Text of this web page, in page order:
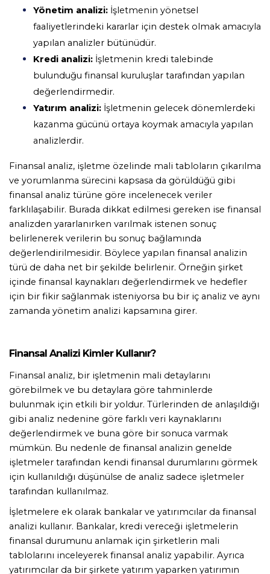
Yönetim analizi: İşletmenin yönetsel
faaliyetlerindeki kararlar için destek olmak amacıyla
yapılan analizler bütünüdür.
Kredi analizi: İşletmenin kredi talebinde
bulunduğu finansal kuruluşlar tarafından yapılan
değerlendirmedir.
Yatırım analizi: İşletmenin gelecek dönemlerdeki
kazanma gücünü ortaya koymak amacıyla yapılan
analizlerdir.
Finansal analiz, işletme özelinde mali tabloların çıkarılma
ve yorumlanma sürecini kapsasa da görüldüğü gibi
finansal analiz türüne göre incelenecek veriler
farklılaşabilir. Burada dikkat edilmesi gereken ise finansal
analizden yararlanırken varılmak istenen sonuç
belirlenerek verilerin bu sonuç bağlamında
değerlendirilmesidir. Böylece yapılan finansal analizin
türü de daha net bir şekilde belirlenir. Örneğin şirket
içinde finansal kaynakları değerlendirmek ve hedefler
için bir fikir sağlanmak isteniyorsa bu bir iç analiz ve aynı
zamanda yönetim analizi kapsamına girer.
Finansal Analizi Kimler Kullanır?
Finansal analiz, bir işletmenin mali detaylarını
görebilmek ve bu detaylara göre tahminlerde
bulunmak için etkili bir yoldur. Türlerinden de anlaşıldığı
gibi analiz nedenine göre farklı veri kaynaklarını
değerlendirmek ve buna göre bir sonuca varmak
mümkün. Bu nedenle de finansal analizin genelde
işletmeler tarafından kendi finansal durumlarını görmek
için kullanıldığı düşünülse de analiz sadece işletmeler
tarafından kullanılmaz.
İşletmelere ek olarak bankalar ve yatırımcılar da finansal
analizi kullanır. Bankalar, kredi vereceği işletmelerin
finansal durumunu anlamak için şirketlerin mali
tablolarını inceleyerek finansal analiz yapabilir. Ayrıca
yatırımcılar da bir şirkete yatırım yaparken yatırımın